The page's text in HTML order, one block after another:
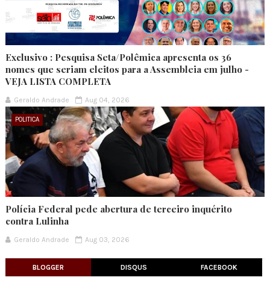
Exclusivo : Pesquisa Seta/Polêmica apresenta os 36
nomes que seriam eleitos para a Assembleia em julho -
VEJA LISTA COMPLETA
Geraldo Andrade Aug 04, 2026
POLITICA
Polícia Federal pede abertura de terceiro inquérito
contra Lulinha
Geraldo Andrade Aug 03, 2026
BLOGGER DISQUS FACEBOOK